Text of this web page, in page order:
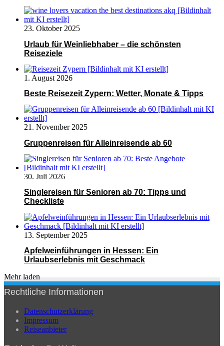
23. Oktober 2025
Urlaub für Weinliebhaber – die schönsten
Reiseziele
1. August 2026
Beste Reisezeit Zypern: Wetter, Monate & Tipps
21. November 2025
Gruppenreisen für Alleinreisende ab 60
30. Juli 2026
Singlereisen für Senioren ab 70: Tipps und
Checkliste
13. September 2025
Apfelweinführungen in Hessen: Ein
Urlaubserlebnis mit Geschmack
Mehr laden
Rechtliche Informationen
Datenschutzerklärung
Impressum
Reiseanbieter